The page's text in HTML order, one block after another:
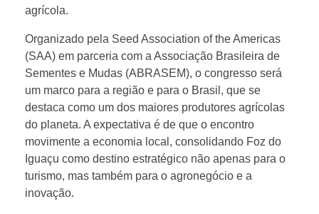
u
a
ç
u
s
agrícola.
Organizado pela Seed Association of the Americas
(SAA) em parceria com a Associação Brasileira de
Sementes e Mudas (ABRASEM), o congresso será
um marco para a região e para o Brasil, que se
destaca como um dos maiores produtores agrícolas
do planeta. A expectativa é de que o encontro
movimente a economia local, consolidando Foz do
Iguaçu como destino estratégico não apenas para o
turismo, mas também para o agronegócio e a
inovação.